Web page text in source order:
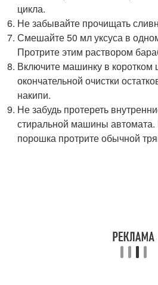
цикла.
Не забывайте прочищать
Смешайте 50 мл уксуса в
Протрите этим раствором
Включите машинку в коротком
окончательной очистки
накипи.
Не забудь протереть
стиральной машины автомата.
порошка протрите обычной